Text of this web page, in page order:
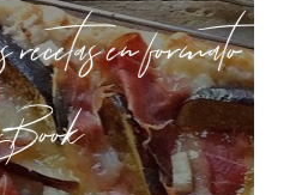
en formato